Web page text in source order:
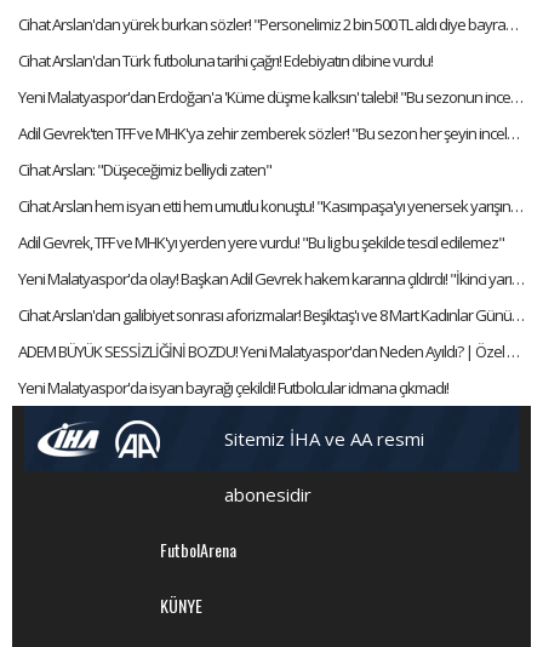
Cihat Arslan'dan yürek burkan sözler! "Personelimiz 2 bin 500 TL aldı diye bayram ettik"
Cihat Arslan'dan Türk futboluna tarihi çağrı! Edebiyatın dibine vurdu!
Yeni Malatyaspor'dan Erdoğan'a 'Küme düşme kalksın' talebi! "Bu sezonun incelenmesi lazım
Adil Gevrek'ten TFF ve MHK'ya zehir zemberek sözler! "Bu sezon her şeyin incelenmesi lazım"
Cihat Arslan: "Düşeceğimiz belliydi zaten"
Cihat Arslan hem isyan etti hem umutlu konuştu! "Kasımpaşa'yı yenersek yarışın içinde oluruz"
Adil Gevrek, TFF ve MHK'yı yerden yere vurdu! "Bu lig bu şekilde tescil edilemez"
Yeni Malatyaspor'da olay! Başkan Adil Gevrek hakem kararına çıldırdı! "İkinci yarıya çıkmayın!"
Cihat Arslan'dan galibiyet sonrası aforizmalar! Beşiktaş'ı ve 8 Mart Kadınlar Günü'nü kutladı
ADEM BÜYÜK SESSİZLİĞİNİ BOZDU! Yeni Malatyaspor'dan Neden Ayıldı? | Özel Röportaj #19
Yeni Malatyaspor'da isyan bayrağı çekildi! Futbolcular idmana çıkmadı!
Sitemiz İHA ve AA resmi
abonesidir
FutbolArena
KÜNYE